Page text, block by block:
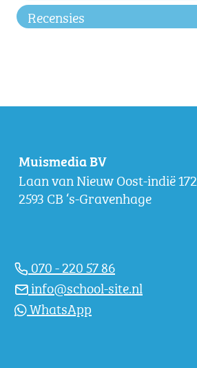
Recensies
Muismedia BV
Laan van Nieuw Oost-indië 172
2593 CB ‘s-Gravenhage
070 - 220 57 86
info@school-site.nl
WhatsApp